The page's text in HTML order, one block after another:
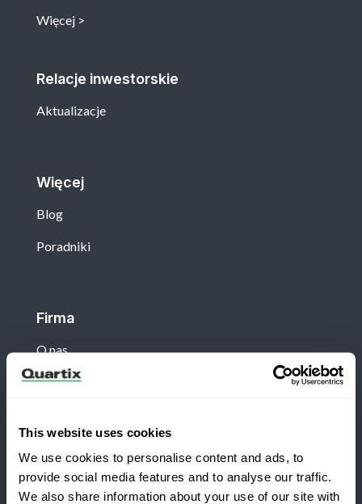
This website uses cookies
We use cookies to personalise content and ads, to
provide social media features and to analyse our traffic.
We also share information about your use of our site with
Więcej
Relacje inwestorskie
Aktualizacje
Więcej
Blog
Poradniki
Firma
O nas
Zaloguj się
Nowości